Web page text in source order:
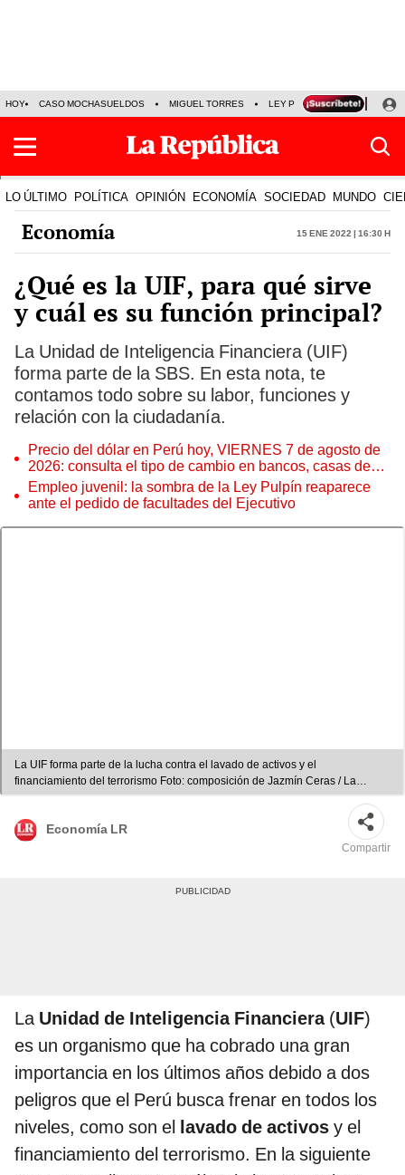
HOY CASO MOCHASUELDOS MIGUEL TORRES LEY PULPÍN PRECIO DEL
LO ÚLTIMO POLÍTICA OPINIÓN ECONOMÍA SOCIEDAD MUNDO
Economía 15 Ene 2022 | 16:30 h
¿Qué es la UIF, para qué sirve
y cuál es su función principal?
La Unidad de Inteligencia Financiera (UIF)
forma parte de la SBS. En esta nota, te
contamos todo sobre su labor, funciones y
relación con la ciudadanía.
Precio del dólar en Perú hoy, VIERNES 7 de agosto de
2026: consulta el tipo de cambio en bancos, casas de
cambio y plataformas digitales
Empleo juvenil: la sombra de la Ley Pulpín reaparece
ante el pedido de facultades del Ejecutivo
La UIF forma parte de la lucha contra el lavado de activos y el
financiamiento del terrorismo Foto: composición de Jazmín Ceras / La
República
Economía LR
Compartir
La Unidad de Inteligencia Financiera(UIF)
es un organismo que ha cobrado una gran
importancia en los últimos años debido a dos
peligros que el Perú busca frenar en todos los
niveles, como son el lavado de activos y el
financiamiento del terrorismo. En la siguiente